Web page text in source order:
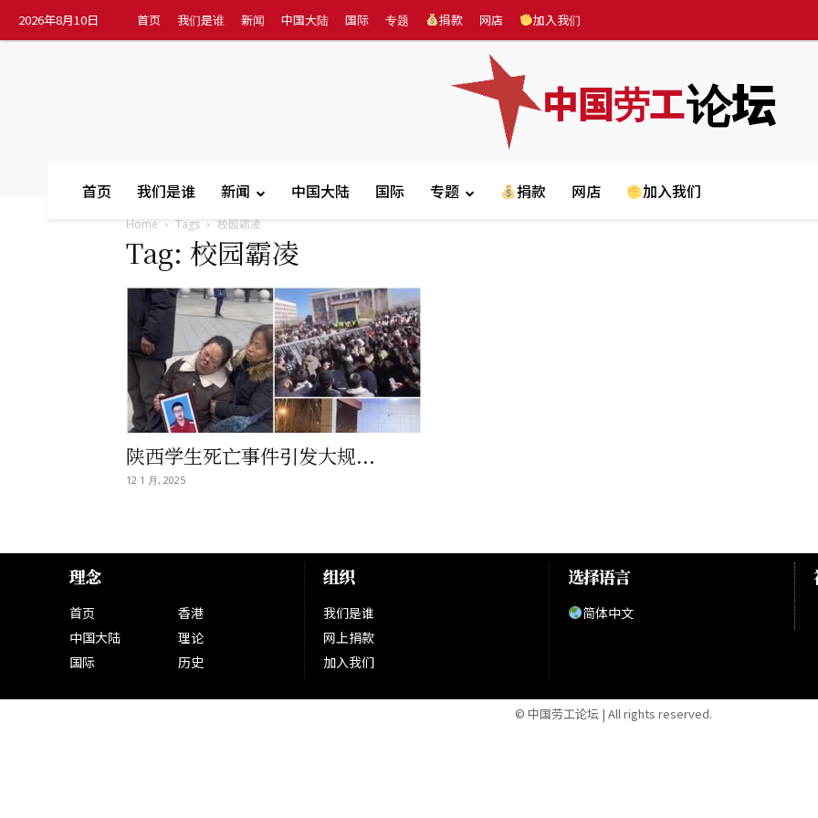
2026年8月10日 首页 我们是谁 新闻 中国大陆 国际 专题 捐款 网店 加入我们
中国劳工论坛
首页 我们是谁 新闻 中国大陆 国际 专题 捐款 网店 加入我们
Home Tags 校园霸凌
Tag: 校园霸凌
陕西学生死亡事件引发大规...
12 1 月, 2025
理念
首页
中国大陆
国际
香港
理论
历史
组织
我们是谁
网上捐款
加入我们
选择语言
简体中文
© 中国劳工论坛 | All rights reserved.